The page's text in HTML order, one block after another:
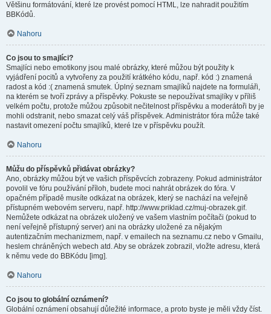
Většinu formátování, které lze provést pomocí HTML, lze nahradit použitím
BBKódů.
Nahoru
Co jsou to smajlíci?
Smajlíci nebo emotikony jsou malé obrázky, které můžou být použity k
vyjádření pocitů a vytvořeny za použití krátkého kódu, např. kód :) znamená
radost a kód :( znamená smutek. Úplný seznam smajlíků najdete na formuláři,
na kterém se tvoří zprávy a příspěvky. Pokuste se nepoužívat smajlíky v příliš
velkém počtu, protože můžou způsobit nečitelnost příspěvku a moderátoři by je
mohli odstranit, nebo smazat celý váš příspěvek. Administrátor fóra může také
nastavit omezení počtu smajlíků, které lze v příspěvku použít.
Nahoru
Můžu do příspěvků přidávat obrázky?
Ano, obrázky můžou být ve vašich příspěvcích zobrazeny. Pokud administrátor
povolil ve fóru používání příloh, budete moci nahrát obrázek do fóra. V
opačném případě musíte odkázat na obrázek, který se nachází na veřejně
přístupném webovém serveru, např. http://www.priklad.cz/muj-obrazek.gif.
Nemůžete odkázat na obrázek uložený ve vašem vlastním počítači (pokud to
není veřejně přístupný server) ani na obrázky uložené za nějakým
autentizačním mechanizmem, např. v emailech na seznamu.cz nebo v Gmailu,
heslem chráněných webech atd. Aby se obrázek zobrazil, vložte adresu, která
k němu vede do BBKódu [img].
Nahoru
Co jsou to globální oznámení?
Globální oznámení obsahují důležité informace, a proto byste je měli vždy číst.